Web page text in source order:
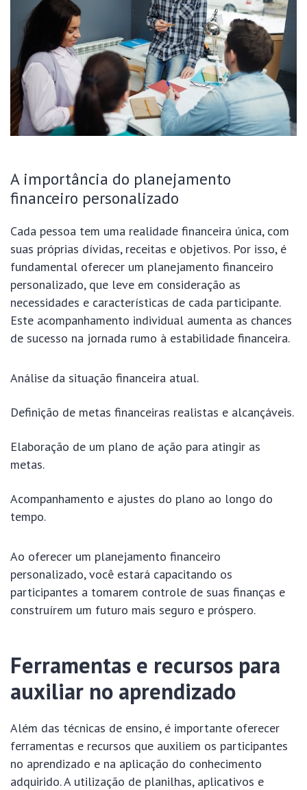
A importância do planejamento
financeiro personalizado
Cada pessoa tem uma realidade financeira única, com
suas próprias dívidas, receitas e objetivos. Por isso, é
fundamental oferecer um planejamento financeiro
personalizado, que leve em consideração as
necessidades e características de cada participante.
Este acompanhamento individual aumenta as chances
de sucesso na jornada rumo à estabilidade financeira.
Análise da situação financeira atual.
Definição de metas financeiras realistas e alcançáveis.
Elaboração de um plano de ação para atingir as
metas.
Acompanhamento e ajustes do plano ao longo do
tempo.
Ao oferecer um planejamento financeiro
personalizado, você estará capacitando os
participantes a tomarem controle de suas finanças e
construírem um futuro mais seguro e próspero.
Ferramentas e recursos para
auxiliar no aprendizado
Além das técnicas de ensino, é importante oferecer
ferramentas e recursos que auxiliem os participantes
no aprendizado e na aplicação do conhecimento
adquirido. A utilização de planilhas, aplicativos e